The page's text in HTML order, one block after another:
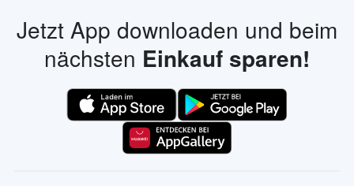
Jetzt App downloaden und beim
nächsten Einkauf sparen!